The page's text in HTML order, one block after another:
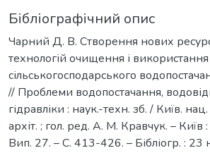
Бібліографічний опис
Чарний Д. В. Створення нових
технологій очищення і
сільськогосподарського
// Проблеми водопостачання,
гідравліки : наук.-техн. зб. / Київ.
архіт. ; гол. ред. А. М. Кравчук. –
Вип. 27. – С. 413-426. – Бібліогр. : 23